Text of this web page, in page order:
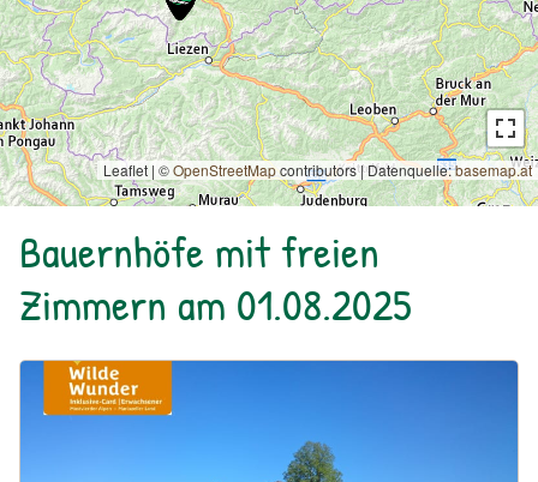
Leaflet | ©OpenStreetMapcontributors|Datenquelle:basemap.at
Bauernhöfe mit freien
Zimmern am 01.08.2025
Urlaub am Bauernhof: Bio Bauernhof Kurzeck